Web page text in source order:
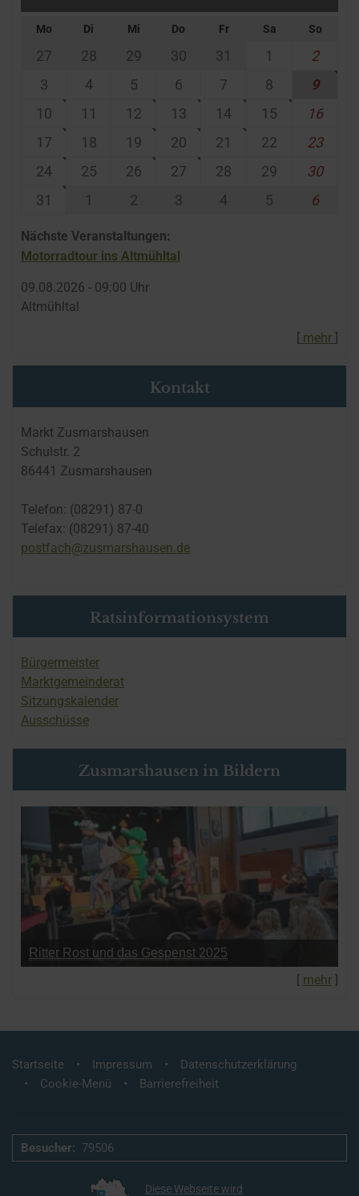
Mo Di Mi Do Fr Sa So
27 28 29 30 31 1
2
3
4 5 6 7 8
9
10
11 12 13 14 15
16
17
18 19 20 21 22
23
24
25 26 27 28 29
30
31
1 2 3 4 5 6
Nächste Veranstaltungen:
Motorradtour ins Altmühltal
09.​08.​2026 - 09:00 Uhr
Altmühltal
[ mehr ]
Kontakt
Markt Zusmarshausen
Schulstr. 2
86441 Zusmarshausen
Telefon: (08291) 87-0
Telefax: (08291) 87-40
postfach@zusmarshausen.de
Ratsinformationsystem
Bürgermeister
Marktgemeinderat
Sitzungskalender
Ausschüsse
Zusmarshausen in Bildern
Ritter Rost und das Gespenst 2025
[ mehr ]
Startseite Impressum
Datenschutzerklärung
Cookie-Menü
Barrierefreiheit
Besucher: 79506
Diese Webseite wird